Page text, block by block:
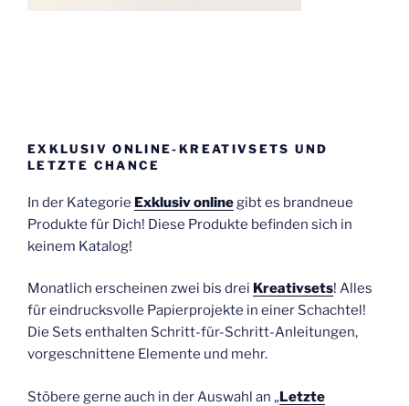
EXKLUSIV ONLINE-KREATIVSETS UND
LETZTE CHANCE
In der Kategorie Exklusiv onlinegibt es brandneue
Produkte für Dich! Diese Produkte befinden sich in
keinem Katalog!
Monatlich erscheinen zwei bis drei Kreativsets! Alles
für eindrucksvolle Papierprojekte in einer Schachtel!
Die Sets enthalten Schritt-für-Schritt-Anleitungen,
vorgeschnittene Elemente und mehr.
Stöbere gerne auch in der Auswahl an „Letzte